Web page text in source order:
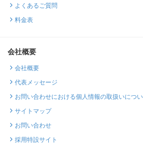
よくあるご質問
料金表
会社概要
会社概要
代表メッセージ
お問い合わせにおける個人情報の取扱いにつ
サイトマップ
お問い合わせ
採用特設サイト